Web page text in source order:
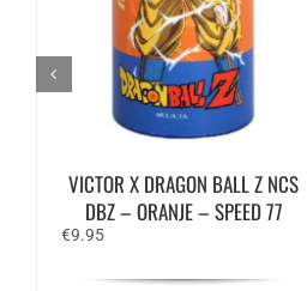
VICTOR X DRAGON BALL Z NCS
DBZ – ORANJE – SPEED 77
€9.95